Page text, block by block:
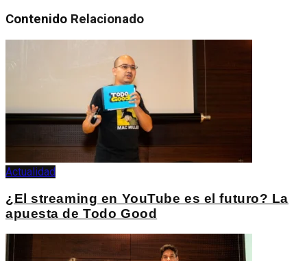
Contenido Relacionado
Actualidad
¿El streaming en YouTube es el futuro? La
apuesta de Todo Good